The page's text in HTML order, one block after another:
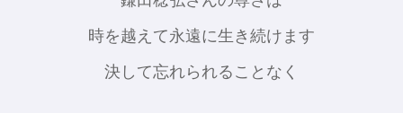
時を越えて永遠に生き続けます
決して忘れられることなく